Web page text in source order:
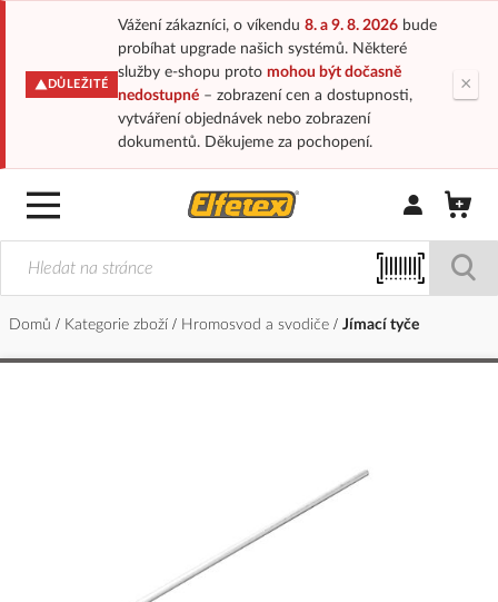
DŮLEŽITÉ
Vážení zákazníci, o víkendu 8. a 9. 8. 2026bude
probíhat upgrade našich systémů. Některé
služby e-shopu proto mohou být dočasně
nedostupné– zobrazení cen a dostupnosti,
vytváření objednávek nebo zobrazení
dokumentů. Děkujeme za pochopení.
×
Přihlásit/
Domů Kategorie zboží Hromosvod a svodiče Jímací tyče